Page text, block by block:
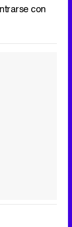
con